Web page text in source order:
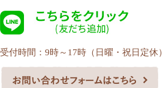
受付時間：9時～17時（日曜・祝日定休）